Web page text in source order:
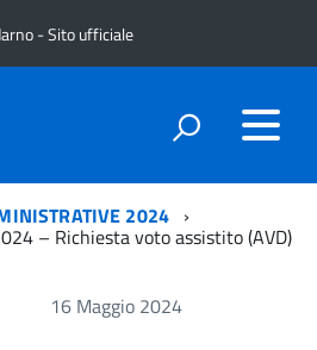
- Sito ufficiale
2024
– Richiesta voto assistito (AVD)
16 Maggio 2024